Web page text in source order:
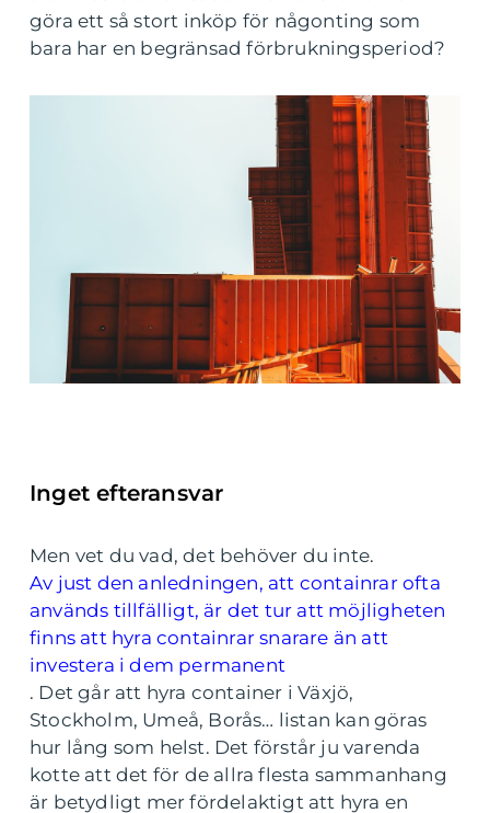
göra ett så stort inköp för någonting som
bara har en begränsad förbrukningsperiod?
Inget efteransvar
Men vet du vad, det behöver du inte.
Av just den anledningen, att containrar ofta
används tillfälligt, är det tur att möjligheten
finns att hyra containrar snarare än att
investera i dem permanent
. Det går att hyra container i Växjö,
Stockholm, Umeå, Borås… listan kan göras
hur lång som helst. Det förstår ju varenda
kotte att det för de allra flesta sammanhang
är betydligt mer fördelaktigt att hyra en